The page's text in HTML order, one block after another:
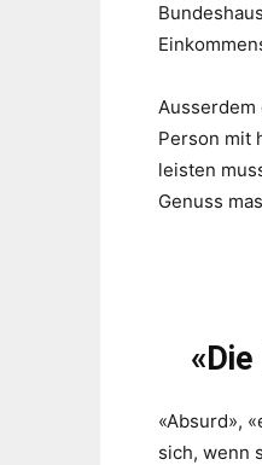
Ausserdem
Person mit
leisten
Genuss
«Absurd»,
sich, wenn